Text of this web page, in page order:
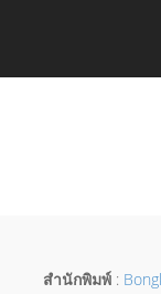
สำนักพิมพ์ :